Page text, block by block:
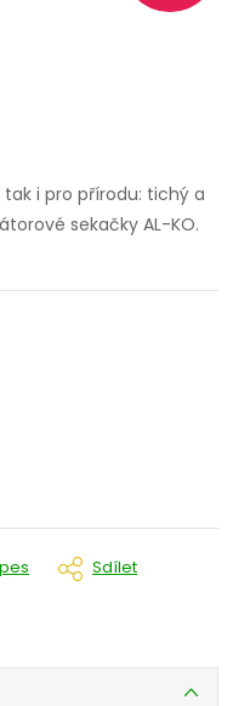
i pro přírodu: tichý a
sekačky AL-KO.
Sdílet